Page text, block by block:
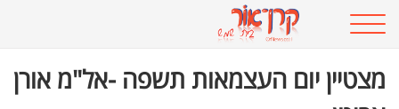
מצטיין יום העצמאות תשפה -אל"מ אורן